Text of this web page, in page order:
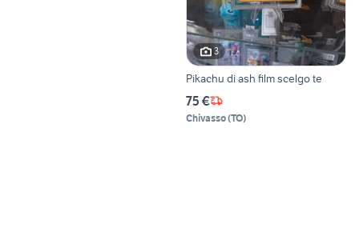
3
Pikachu di ash film scelgo te
75 €
Chivasso(TO)